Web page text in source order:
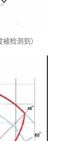
检测到）